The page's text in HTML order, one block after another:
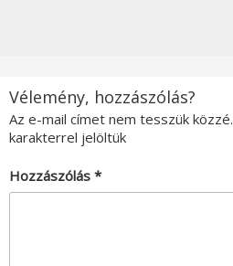
Vélemény, hozzászólás?
Az e-mail címet nem tesszük közzé.
karakterrel jelöltük
Hozzászólás *